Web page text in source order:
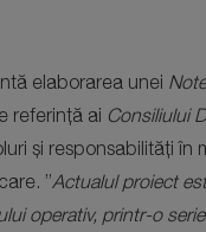
elaborarea unei
referință ai Consiliului
și responsabilități
”Actualul proiect
operativ, printr-o